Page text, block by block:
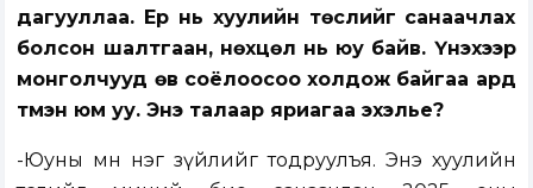
дагууллаа. Ер нь хуулийн төслийг санаачлах
болсон шалтгаан, нөхцөл нь юу байв. Үнэхээр
монголчууд өв соёлоосоо холдож байгаа ард
түмэн юм уу. Энэ талаар яриагаа эхэлье?
-Юуны өмнө нэг зүйлийг тодруулъя. Энэ хуулийн